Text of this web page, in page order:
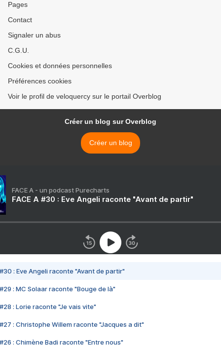
Pages
Contact
Signaler un abus
C.G.U.
Cookies et données personnelles
Préférences cookies
Voir le profil de veloquercy sur le portail Overblog
Créer un blog sur Overblog
Créer un blog
FACE A - un podcast Purecharts
FACE A #30 : Eve Angeli raconte "Avant de partir"
#30 : Eve Angeli raconte "Avant de partir"
#29 : MC Solaar raconte "Bouge de là"
#28 : Lorie raconte "Je vais vite"
#27 : Christophe Willem raconte "Jacques a dit"
#26 : Chimène Badi raconte "Entre nous"